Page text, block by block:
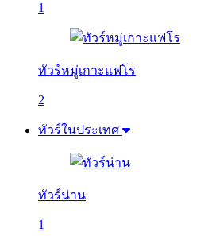
1
ทัวร์หมู่เกาะแฟโร
2
ทัวร์ในประเทศ
ทัวร์น่าน
1